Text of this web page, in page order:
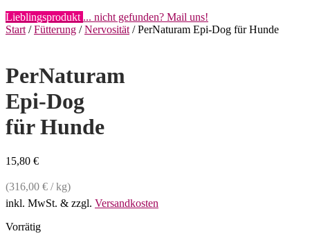
Lieblingsprodukt ... nicht gefunden? Mail uns!
Start /Fütterung /Nervosität / PerNaturam Epi-Dog für Hunde
PerNaturam
Epi-Dog
für Hunde
15,80 €
(316,00 € /kg)
inkl. MwSt. & zzgl. Versandkosten
Vorrätig